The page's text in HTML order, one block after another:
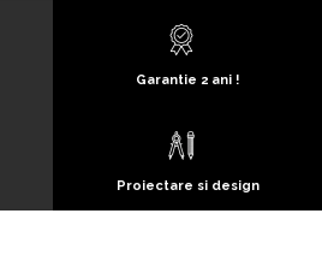
Garantie 2 ani !
Proiectare si design